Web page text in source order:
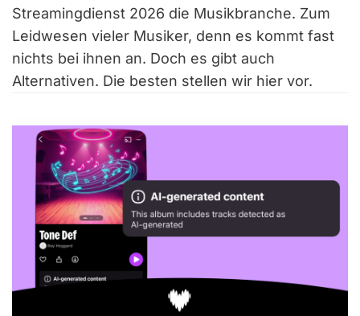
Streamingdienst 2026 die Musikbranche. Zum
Leidwesen vieler Musiker, denn es kommt fast
nichts bei ihnen an. Doch es gibt auch
Alternativen. Die besten stellen wir hier vor.